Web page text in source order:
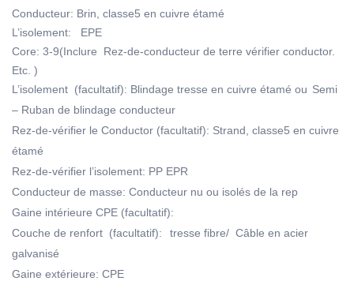
Conducteur: Brin, classe5 en cuivre étamé
L’isolement: EPE
Core: 3-9(Inclure Rez-de-conducteur de terre vérifier conductor.
Etc. )
L’isolement (facultatif): Blindage tresse en cuivre étamé ou Semi
– Ruban de blindage conducteur
Rez-de-vérifier le Conductor (facultatif): Strand, classe5 en cuivre
étamé
Rez-de-vérifier l’isolement: PP EPR
Conducteur de masse: Conducteur nu ou isolés de la rep
Gaine intérieure CPE (facultatif):
Couche de renfort (facultatif):
tresse fibre/ Câble en acier
galvanisé
Gaine extérieure: CPE